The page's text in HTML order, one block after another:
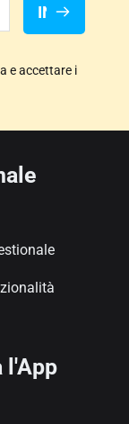
INVIA
e accettare i
l'App